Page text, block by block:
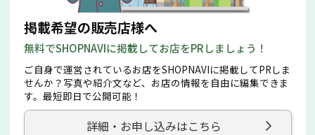
掲載希望の販売店様へ
無料でSHOPNAVIに掲載してお店をPRしましょう！
ご自身で運営されているお店をSHOPNAVIに掲載してPRしま
せんか？写真や紹介文など、お店の情報を自由に編集できま
す。最短即日で公開可能！
詳細・お申し込みはこちら